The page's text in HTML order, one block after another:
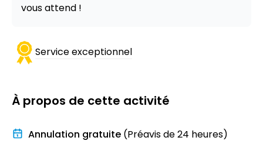
vous attend !
Service exceptionnel
À propos de cette activité
Annulation gratuite (Préavis de 24 heures)